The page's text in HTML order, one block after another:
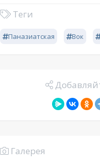
Теги
Паназиатская Вок
Галерея